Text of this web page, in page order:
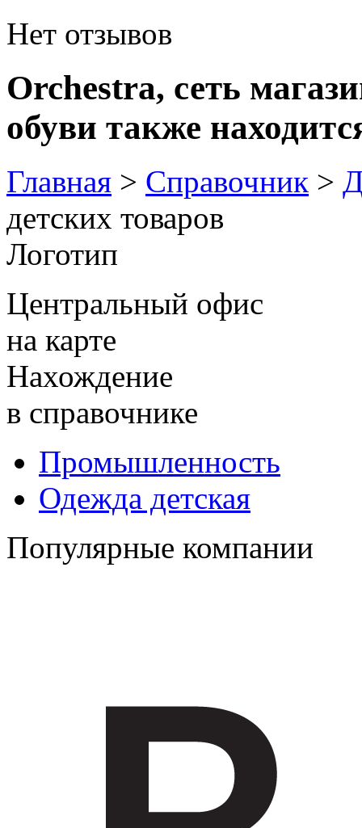
Нет отзывов
Orchestra, сеть
обуви также
Главная > Справочник >
детских товаров
Логотип
Центральный офис
на карте
Нахождение
в справочнике
Промышленность
Одежда детская
Популярные компании